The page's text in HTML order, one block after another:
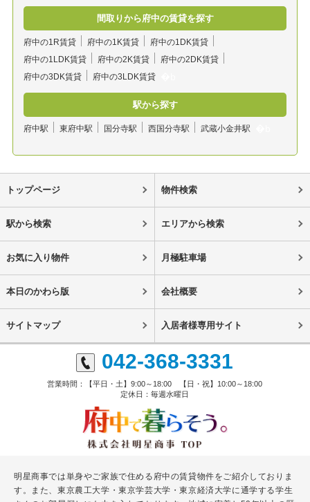
間取りから府中の賃貸を探す
府中の1R賃貸 府中の1K賃貸
府中の1DK賃貸
府中の1LDK賃貸
府中の2K賃貸
府中の2DK賃貸
府中の3DK賃貸
府中の3LDK賃貸
駅から探す
府中駅 東府中駅 国分寺駅 西国分寺駅 武蔵小金井駅
トップページ 物件検索
駅から検索 エリアから検索
お気に入り物件 月極駐車場
本日のかわら版 会社概要
サイトマップ 入居者様専用サイト
042-368-3331
営業時間：【平日・土】9:00～18:00 【日・祝】10:00～18:00
定休日：毎週水曜日
明星商事では単身やご家族で住める府中の賃貸物件をご紹介しておりま
す。また、東京農工大学・東京学芸大学・東京経済大学に通学する学生